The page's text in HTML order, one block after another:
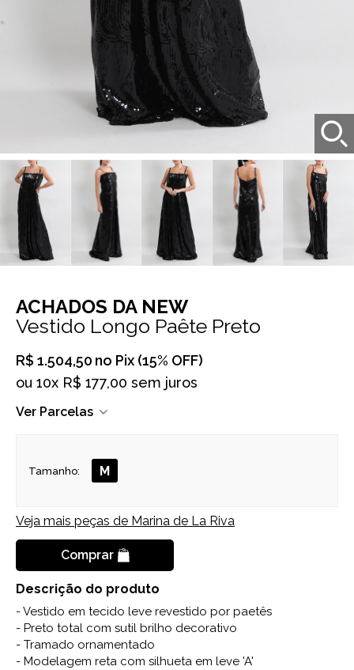
ACHADOS DA NEW
Vestido Longo Paête Preto
R$ 1.504,50 no Pix (15% OFF)
ou 10x R$ 177,00 sem juros
Ver Parcelas
Tamanho: M
Veja mais peças de Marina de La Riva
Comprar
Descrição do produto
- Vestido em tecido leve revestido por paetês
- Preto total com sutil brilho decorativo
- Tramado ornamentado
- Modelagem reta com silhueta em leve 'A'